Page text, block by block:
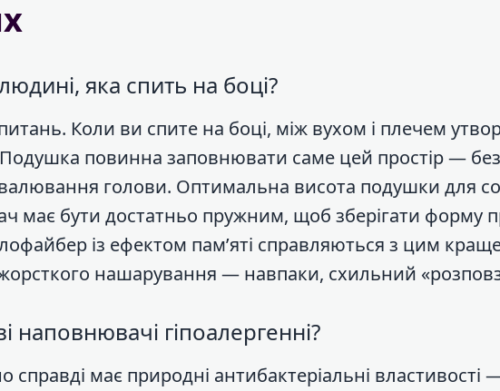
яка спить на боці?
Коли ви спите на боці, між вухом і плечем
Подушка повинна заповнювати саме цей простір — без
голови. Оптимальна висота подушки для
має бути достатньо пружним, щоб зберігати форму
із ефектом пам’яті справляються з цим
нашарування — навпаки, схильний
гіпоалергенні?
має природні антибактеріальні властивості